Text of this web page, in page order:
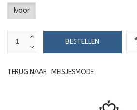
Ivoor
TERUG NAAR MEISJESMODE